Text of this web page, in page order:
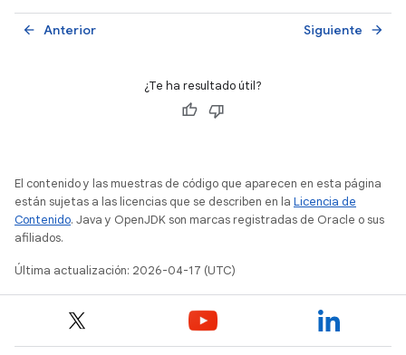
Anterior
arrow_back Siguiente arrow_forward
¿Te ha resultado útil?
El contenido y las muestras de código que aparecen en esta página
están sujetas a las licencias que se describen en la Licencia de
Contenido. Java y OpenJDK son marcas registradas de Oracle o sus
afiliados.
Última actualización: 2026-04-17 (UTC)